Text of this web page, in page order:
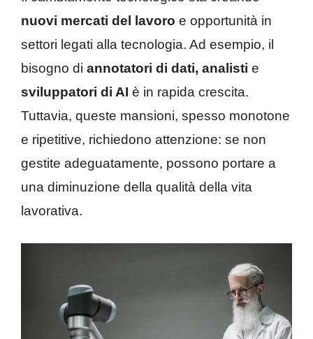
nuovi mercati del lavoro e opportunità in
settori legati alla tecnologia. Ad esempio, il
bisogno di annotatori di dati, analisti e
sviluppatori di AI è in rapida crescita.
Tuttavia, queste mansioni, spesso monotone
e ripetitive, richiedono attenzione: se non
gestite adeguatamente, possono portare a
una diminuzione della qualità della vita
lavorativa.